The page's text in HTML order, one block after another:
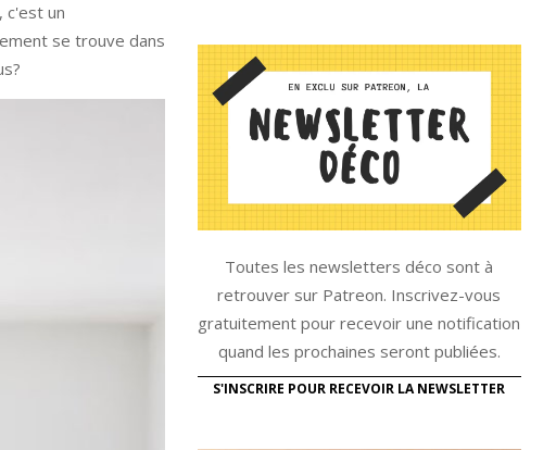
c'est un
se trouve dans
Toutes les newsletters déco sont à
retrouver sur Patreon. Inscrivez-vous
gratuitement pour recevoir une notification
quand les prochaines seront publiées.
S'INSCRIRE POUR RECEVOIR LA NEWSLETTER